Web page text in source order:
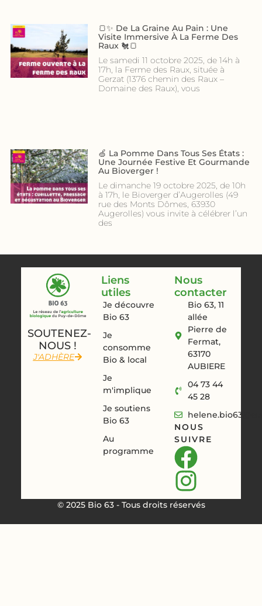
🍞✨ De La Graine Au Pain : Une
Visite Immersive À La Ferme Des
Raux 🐔🍞
Le samedi 11 octobre 2025, de 14h à
17h, la Ferme des Raux, située à
Gerzat (1376 chemin des Raux –
Domaine des Raux), vous
🍏 La Pomme Dans Tous Ses États :
Une Journée Festive Et Gourmande
Au Bioverger !
Le dimanche 19 octobre 2025, de 10h
à 17h, le Bioverger d’Augerolles (49
rue des Monts Dômes, 63930
Augerolles) vous invite à célébrer l’un
des
SOUTENEZ-
NOUS !
J'ADHÈRE
Liens
utiles
Je découvre
Bio 63
Je
consomme
Bio & local
Je
m'implique
Je soutiens
Bio 63
Au
programme
Nous
contacter
Bio 63, 11
allée
Pierre de
Fermat,
63170
AUBIERE
04 73 44
45 28
NOUS
SUIVRE
© 2025 Bio 63 - Tous droits réservés